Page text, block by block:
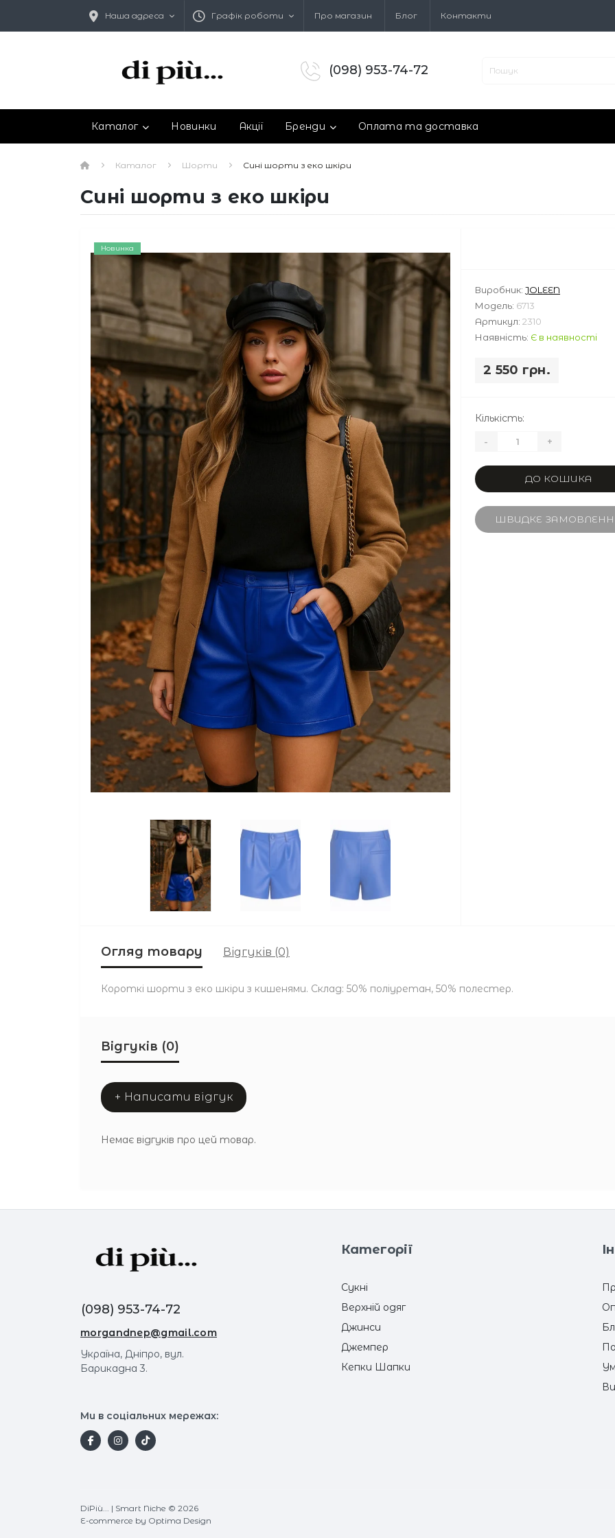
Наша адреса Графік роботи Про магазин Блог Контакти
(098) 953-74-72
Каталог Новинки Акції Бренди Оплата та доставка
Каталог Шорти Сині шорти з еко шкіри
Сині шорти з еко шкіри
Новинка
Виробник: JOLEEN
Модель: 6713
Артикул: 2310
Наявність: Є в наявності
2 550 грн.
Кількість:
- +
ДО КОШИКА
ШВИДКЕ
Огляд товару Відгуків (0)
Короткі шорти з еко шкіри з кишенями. Склад: 50% поліуретан, 50% полестер.
Відгуків (0)
+ Написати відгук
Немає відгуків про цей товар.
(098) 953-74-72
morgandnep@gmail.com
Україна, Дніпро, вул.
Барикадна 3.
Ми в соціальних мережах:
Категорії
Сукні
Верхній одяг
Джинси
Джемпер
Кепки Шапки
DiPiù... | Smart Niche © 2026
E-commerce by Optima Design